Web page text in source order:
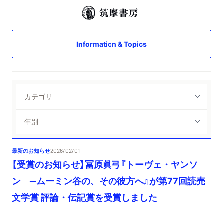
Information & Topics
最新のお知らせ2026/02/01
【受賞のお知らせ】冨原眞弓『トーヴェ・ヤンソ
ン ─ムーミン谷の、その彼方へ』が第77回読売
文学賞 評論・伝記賞を受賞しました